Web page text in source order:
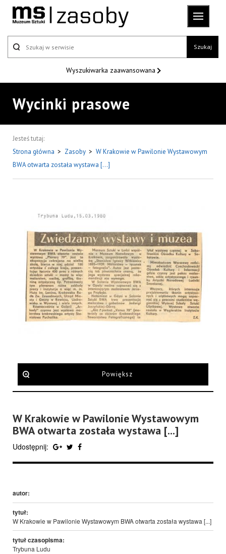
Szukaj
Wyszukiwarka zaawansowana
Wycinki prasowe
Jesteś tutaj:
Strona główna > Zasoby > W Krakowie w Pawilonie Wystawowym
BWA otwarta została wystawa [...]
Powiększ
W Krakowie w Pawilonie Wystawowym
BWA otwarta została wystawa [...]
Udostępnij:
autor:
tytuł:
W Krakowie w Pawilonie Wystawowym BWA otwarta została wystawa [...]
tytuł czasopisma:
Trybuna Ludu